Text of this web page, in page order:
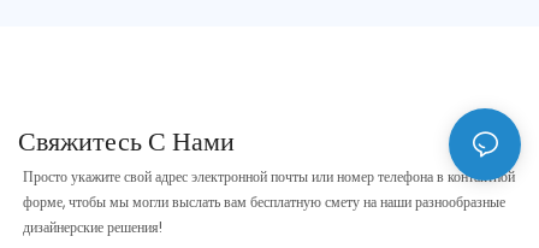
Свяжитесь С Нами
Просто укажите свой адрес электронной почты или номер телефона в контактной
форме, чтобы мы могли выслать вам бесплатную смету на наши разнообразные
дизайнерские решения!